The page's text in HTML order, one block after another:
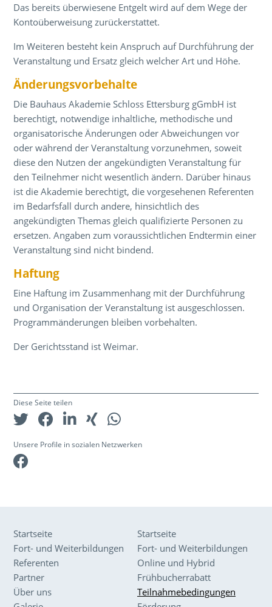
Das bereits überwiesene Entgelt wird auf dem Wege der
Kontoüberweisung zurückerstattet.
Im Weiteren besteht kein Anspruch auf Durchführung der
Veranstaltung und Ersatz gleich welcher Art und Höhe.
Änderungsvorbehalte
Die Bauhaus Akademie Schloss Ettersburg gGmbH ist
berechtigt, notwendige inhaltliche, methodische und
organisatorische Änderungen oder Abweichungen vor
oder während der Veranstaltung vorzunehmen, soweit
diese den Nutzen der angekündigten Veranstaltung für
den Teilnehmer nicht wesentlich ändern. Darüber hinaus
ist die Akademie berechtigt, die vorgesehenen Referenten
im Bedarfsfall durch andere, hinsichtlich des
angekündigten Themas gleich qualifizierte Personen zu
ersetzen. Angaben zum voraussichtlichen Endtermin einer
Veranstaltung sind nicht bindend.
Haftung
Eine Haftung im Zusammenhang mit der Durchführung
und Organisation der Veranstaltung ist ausgeschlossen.
Programmänderungen bleiben vorbehalten.
Der Gerichtsstand ist Weimar.
Diese Seite teilen
Unsere Profile in sozialen Netzwerken
Startseite
Fort- und Weiterbildungen
Referenten
Partner
Über uns
Startseite
Fort- und Weiterbildungen
Online und Hybrid
Frühbucherrabatt
Teilnahmebedingungen